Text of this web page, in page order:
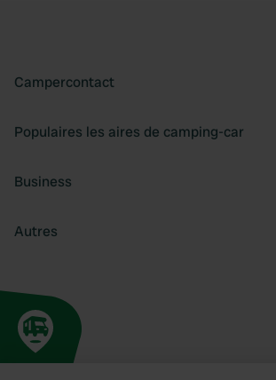
Campercontact
Populaires les aires de camping-car
Business
Autres